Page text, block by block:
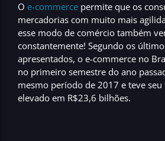
O e-commerce permite que os
mercadorias com muito mais
esse modo de comércio também
constantemente! Segundo os
apresentados, o e-commerce no
no primeiro semestre do ano
mesmo período de 2017 e teve seu
elevado em R$23,6 bilhões.